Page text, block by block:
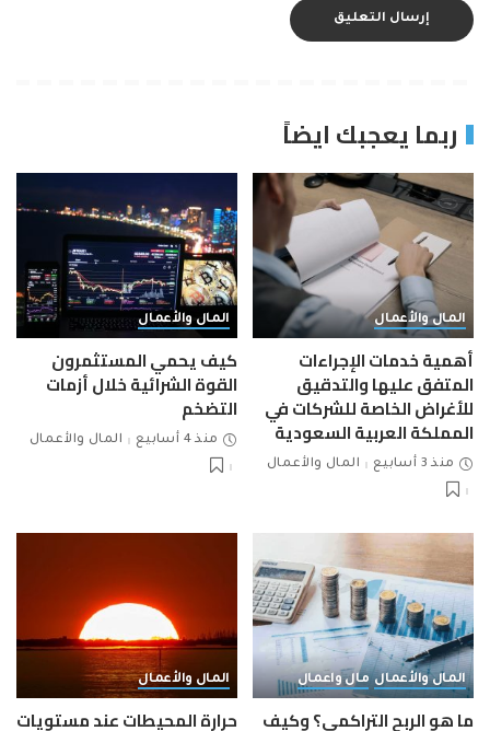
ربما يعجبك ايضاً
المال والأعمال
أهمية خدمات الإجراءات
المتفق عليها والتدقيق
للأغراض الخاصة للشركات في
المملكة العربية السعودية
منذ 3 أسابيع المال والأعمال
المال والأعمال
كيف يحمي المستثمرون
القوة الشرائية خلال أزمات
التضخم
منذ 4 أسابيع المال والأعمال
المال والأعمال مال واعمال
ما هو الربح التراكمي؟ وكيف
المال والأعمال
حرارة المحيطات عند مستويات